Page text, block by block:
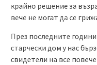
крайно решение за
вече не могат да се
През последните
старчески дом у нас
свидетели на все